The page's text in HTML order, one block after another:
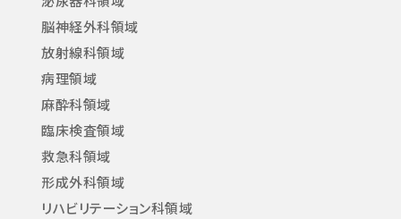
脳神経外科領域
放射線科領域
病理領域
麻酔科領域
臨床検査領域
救急科領域
形成外科領域
リハビリテーション科領域